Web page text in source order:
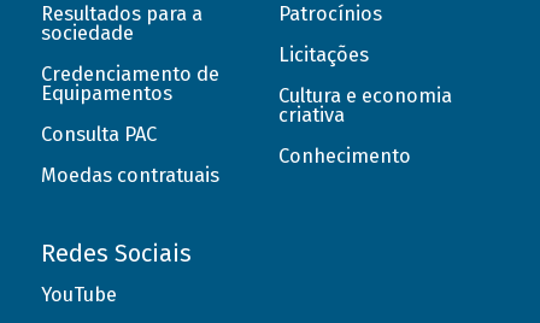
Resultados para a
sociedade
Credenciamento de
Equipamentos
Consulta PAC
Moedas contratuais
Patrocínios
Licitações
Cultura e economia
criativa
Conhecimento
Redes Sociais
YouTube